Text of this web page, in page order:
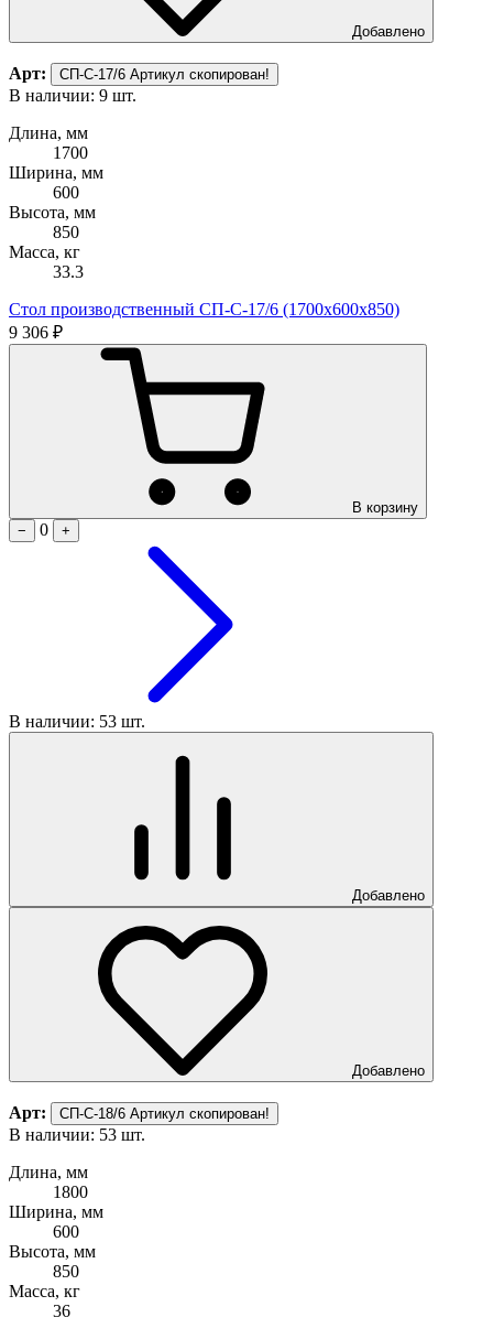
Добавлено
Арт: СП-С-17/6 Артикул скопирован!
В наличии: 9 шт.
Длина, мм
1700
Ширина, мм
600
Высота, мм
850
Масса, кг
33.3
Стол производственный СП-С-17/6 (1700х600х850)
9 306 ₽
В корзину
−
0 +
В наличии: 53 шт.
Добавлено
Добавлено
Арт: СП-С-18/6 Артикул скопирован!
В наличии: 53 шт.
Длина, мм
1800
Ширина, мм
600
Высота, мм
850
Масса, кг
36